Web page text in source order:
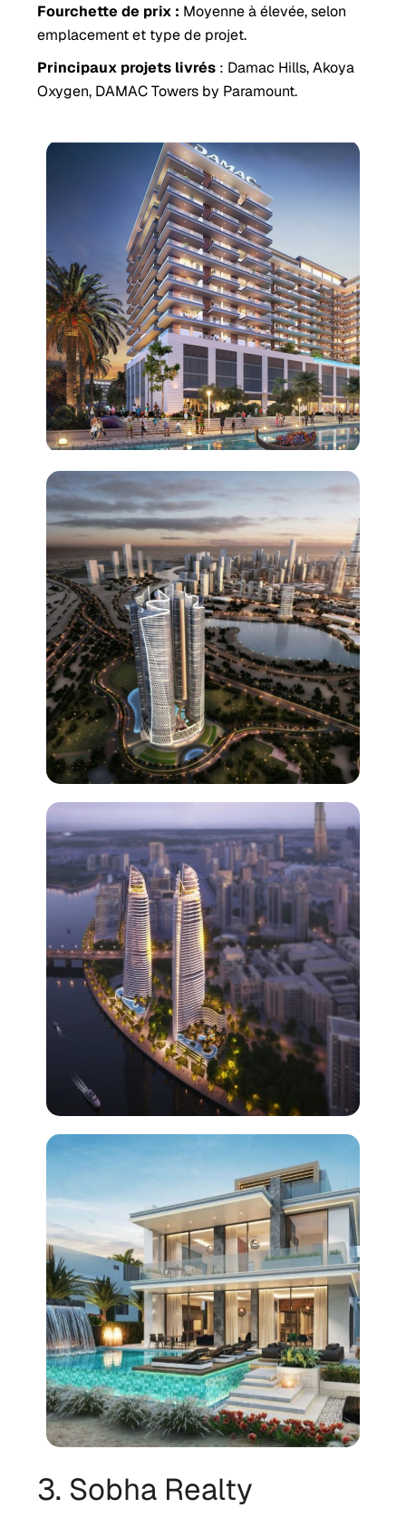
Fourchette de prix : Moyenne à élevée, selon
emplacement et type de projet.
Principaux projets livrés : Damac Hills, Akoya
Oxygen, DAMAC Towers by Paramount.
3. Sobha Realty